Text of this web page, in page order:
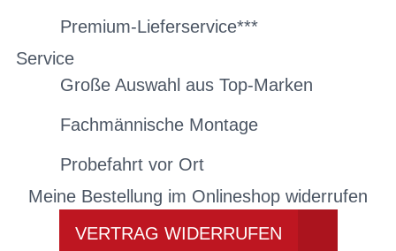
Premium-Lieferservice***
Service
Große Auswahl aus Top-Marken
Fachmännische Montage
Probefahrt vor Ort
Meine Bestellung im Onlineshop widerrufen
VERTRAG WIDERRUFEN